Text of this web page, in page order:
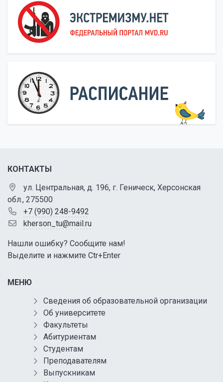
КОНТАКТЫ
ул. Центральная, д. 196, г. Геническ, Херсонская
обл., 275500
+7 (990) 248-9492
kherson_tu@mail.ru
Нашли ошибку? Сообщите нам!
Выделите и нажмите Ctr+Enter
МЕНЮ
Сведения об образовательной организации
Об университете
Факультеты
Абитуриентам
Студентам
Преподавателям
Выпускникам